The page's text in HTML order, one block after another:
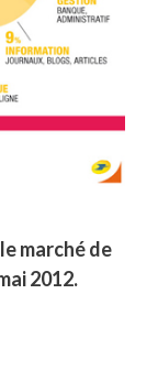
marché de
2012.